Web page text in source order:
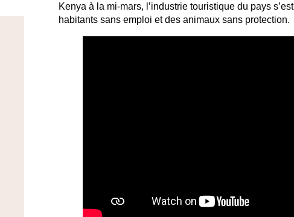
Kenya à la mi-mars, l’industrie touristique du pays
habitants sans emploi et des animaux sans protection.